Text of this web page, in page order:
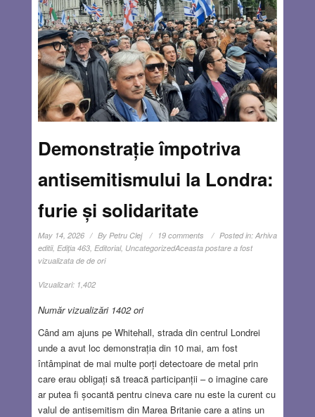
Demonstrație împotriva
antisemitismului la Londra:
furie și solidaritate
May 14, 2026 By Petru Clej 19 comments Posted in: Arhiva
editii, Ediţia 463, Editorial, UncategorizedAceasta postare a fost
vizualizata de de ori
Vizualizari: 1,402
Număr vizualizări 1402 ori
Când am ajuns pe Whitehall, strada din centrul Londrei
unde a avut loc demonstrația din 10 mai, am fost
întâmpinat de mai multe porți detectoare de metal prin
care erau obligați să treacă participanții – o imagine care
ar putea fi șocantă pentru cineva care nu este la curent cu
valul de antisemitism din Marea Britanie care a atins un